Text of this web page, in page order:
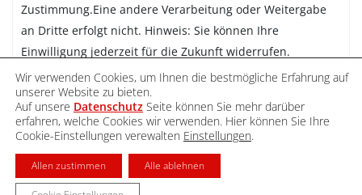
Zustimmung.Eine andere Verarbeitung oder Weitergabe
an Dritte erfolgt nicht. Hinweis: Sie können Ihre
Einwilligung jederzeit für die Zukunft widerrufen.
Newsletter abonnieren
DATENSCHUTZ IMPRESSUM
Wir verwenden Cookies, um Ihnen die bestmögliche Erfahrung auf
unserer Website zu bieten.
Auf unsere Datenschutz Seite können Sie mehr darüber
erfahren, welche Cookies wir verwenden. Hier können Sie Ihre
Cookie-Einstellungen verewalten Einstellungen.
Allen zustimmen Alle ablehnen